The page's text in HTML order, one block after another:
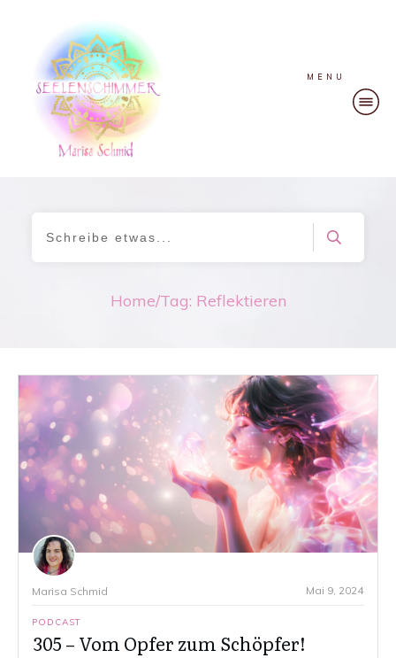
MENU
Home/Tag: Reflektieren
Marisa Schmid Mai 9, 2024
PODCAST
305 – Vom Opfer zum Schöpfer!